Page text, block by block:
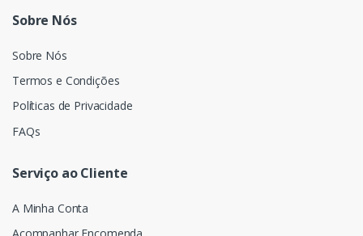
Sobre Nós
Sobre Nós
Termos e Condições
Políticas de Privacidade
FAQs
Serviço ao Cliente
A Minha Conta